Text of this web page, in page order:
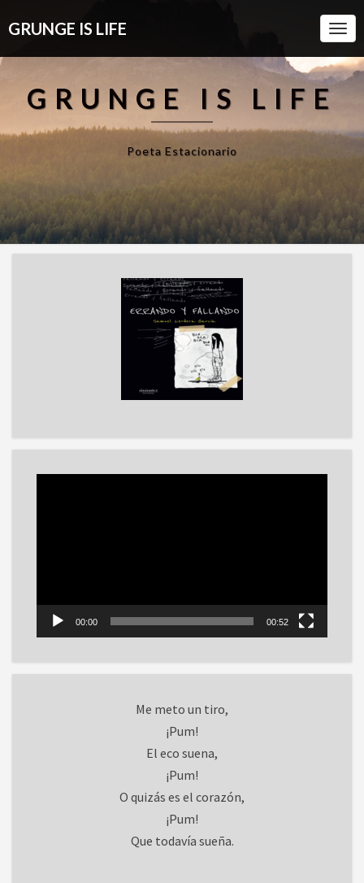
GRUNGE IS LIFE
GRUNGE IS LIFE
Poeta Estacionario
00:00 00:52
Me meto un tiro,
¡Pum!
El eco suena,
¡Pum!
O quizás es el corazón,
¡Pum!
Que todavía sueña.